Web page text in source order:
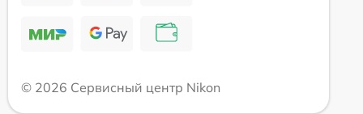
© 2026 Сервисный центр Nikon